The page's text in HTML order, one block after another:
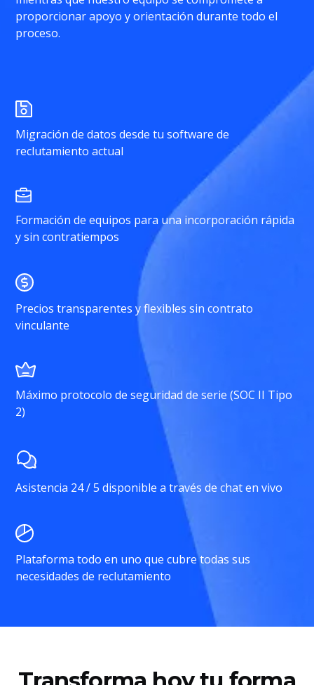
proporcionar apoyo y orientación durante todo el
proceso.
Migración de datos desde tu software de
reclutamiento actual
Formación de equipos para una incorporación rápida
y sin contratiempos
Precios transparentes y flexibles sin contrato
vinculante
Máximo protocolo de seguridad de serie (SOC II Tipo
2)
Asistencia 24 / 5 disponible a través de chat en vivo
Plataforma todo en uno que cubre todas sus
necesidades de reclutamiento